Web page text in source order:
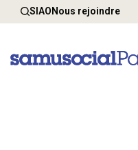
SIAONous rejoindre